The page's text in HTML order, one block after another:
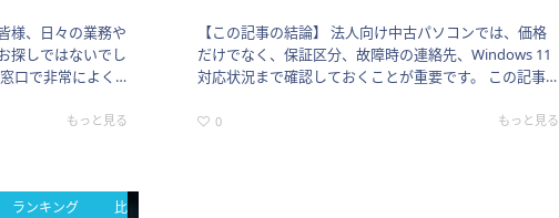
様、日々の業務や
探しではないでし
口で非常によく
もっと見る
【この記事の結論】 法人向け中古パソコンでは、価格
だけでなく、保証区分、故障時の連絡先、Windows 11
対応状況まで確認しておくことが重要です。 この記事
営者に向けて…
0 もっと見る
ランキング
比